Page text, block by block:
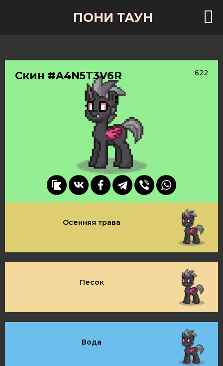
ПОНИ ТАУН
Скин #A4N5T3V6R 622
Осенняя трава
Песок
Вода